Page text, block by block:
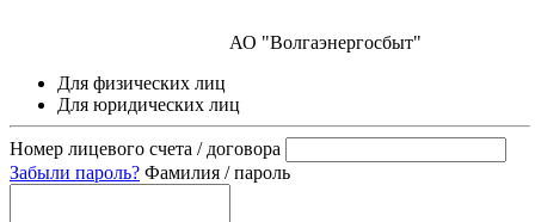
АО "Волгаэнергосбыт"
Для физических лиц
Для юридических лиц
Номер лицевого счета / договора
Забыли пароль? Фамилия / пароль